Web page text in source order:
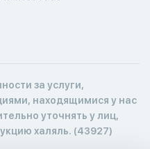
за услуги,
находящимися у нас
уточнять у лиц,
халяль. (43927)